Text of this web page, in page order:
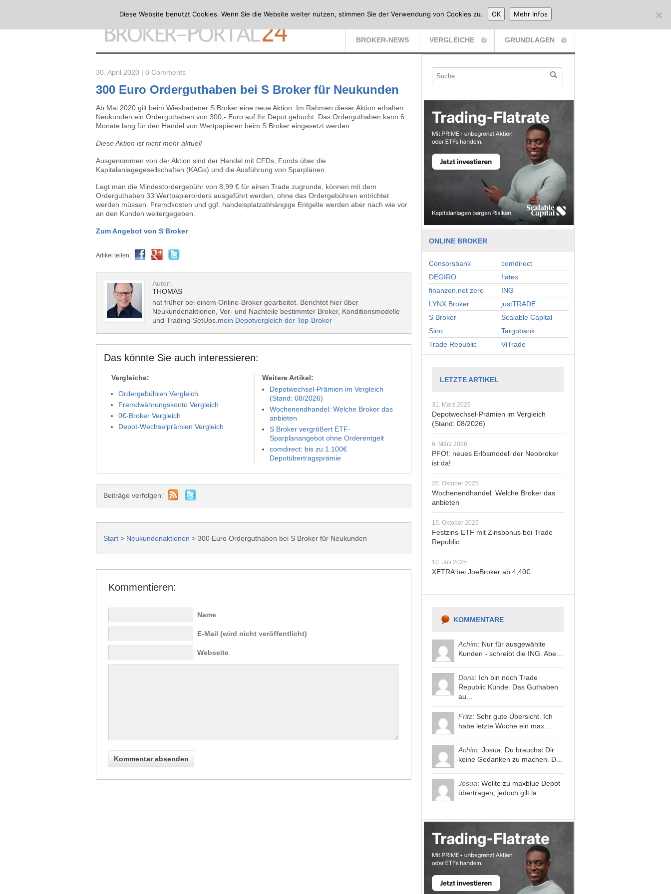
BROKER-NEWS VERGLEICHE GRUNDLAGEN
30. April 2020 | 0 Comments
300 Euro Orderguthaben bei S Broker für Neukunden
Ab Mai 2020 gilt beim Wiesbadener S Broker eine neue Aktion. Im Rahmen dieser Aktion erhalten
Neukunden ein Orderguthaben von 300,- Euro auf Ihr Depot gebucht. Das Orderguthaben kann 6
Monate lang für den Handel von Wertpapieren beim S Broker eingesetzt werden.
Diese Aktion ist nicht mehr aktuell
Ausgenommen von der Aktion sind der Handel mit CFDs, Fonds über die
Kapitalanlagegesellschaften (KAGs) und die Ausführung von Sparplänen.
Legt man die Mindestordergebühr von 8,99 € für einen Trade zugrunde, können mit dem
Orderguthaben 33 Wertpapierorders ausgeführt werden, ohne das Ordergebühren entrichtet
werden müssen. Fremdkosten und ggf. handelsplatzabhängige Entgelte werden aber nach wie vor
an den Kunden weitergegeben.
Zum Angebot von S Broker
Artikel teilen:
Autor:
THOMAS
hat früher bei einem Online-Broker gearbeitet. Berichtet hier über
Neukundenaktionen, Vor- und Nachteile bestimmter Broker, Konditionsmodelle
und Trading-SetUps. mein Depotvergleich der Top-Broker
Das könnte Sie auch interessieren:
Vergleiche:
Ordergebühren Vergleich
Fremdwährungskonto Vergleich
0€-Broker Vergleich
Depot-Wechselprämien Vergleich
Weitere Artikel:
Depotwechsel-Prämien im Vergleich
(Stand: 08/2026)
Wochenendhandel: Welche Broker das
anbieten
S Broker vergrößert ETF-
Sparplanangebot ohne Orderentgelt
comdirect: bis zu 1.100€
Depotübertragsprämie
Beiträge verfolgen:
Start > Neukundenaktionen > 300 Euro Orderguthaben bei S Broker für Neukunden
Kommentieren:
Name
E-Mail (wird nicht veröffentlicht)
Webseite
ONLINE BROKER
Consorsbank
comdirect
DEGIRO
flatex
finanzen.net zero
ING
LYNX Broker
justTRADE
S Broker
Scalable Capital
Sino
Targobank
Trade Republic
ViTrade
LETZTE ARTIKEL
31. März 2026
Depotwechsel-Prämien im Vergleich
(Stand: 08/2026)
6. März 2026
PFOf: neues Erlösmodell der Neobroker
ist da!
26. Oktober 2025
Wochenendhandel: Welche Broker das
anbieten
15. Oktober 2025
Festzins-ETF mit Zinsbonus bei Trade
Republic
10. Juli 2025
XETRA bei JoeBroker ab 4,40€
KOMMENTARE
Achim: Nur für ausgewählte
Kunden - schreibt die ING. Abe...
Doris: Ich bin noch Trade
Republic Kunde. Das Guthaben
au...
Fritz: Sehr gute Übersicht. Ich
habe letzte Woche ein max...
Achim: Josua, Du brauchst Dir
keine Gedanken zu machen. D...
Josua: Wollte zu maxblue Depot
übertragen, jedoch gilt la...
Diese Website benutzt Cookies. Wenn Sie die Website weiter nutzen, stimmen Sie der Verwendung von Cookies zu. OK Mehr Infos